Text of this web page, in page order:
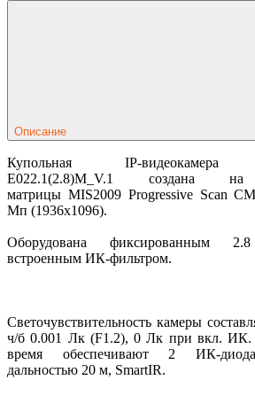
Описание
Купольная IP-
E022.1(2.8)M_V.1 создана
матрицы MIS2009 Progressive Scan
Мп (1936х1096).
Оборудована фиксированным
встроенным ИК-фильтром.
Светочувствительность камеры
ч/б 0.001 Лк (F1.2), 0 Лк при вкл.
время обеспечивают 2 ИК-
дальностью 20 м, SmartIR.